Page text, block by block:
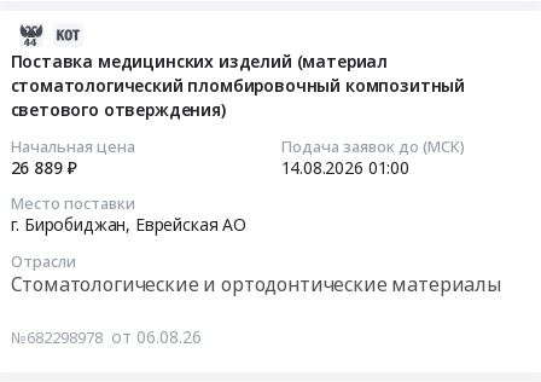
Поставка медицинских изделий (материал
стоматологический пломбировочный композитный
светового отверждения)
Начальная цена
26 889 ₽
Подача заявок до (МСК)
14.08.2026 01:00
Место поставки
г. Биробиджан, Еврейская АО
Отрасли
Стоматологические и ортодонтические материалы
№682298978 от 06.08.26